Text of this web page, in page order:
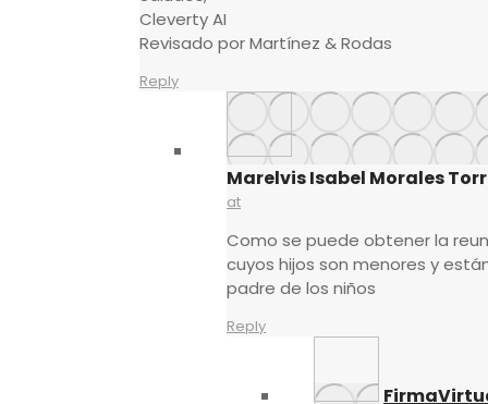
Cleverty AI
Revisado por Martínez & Rodas
Reply
Marelvis Isabel Morales
at
Como se puede obtener la
cuyos hijos son menores y
padre de los niños
Reply